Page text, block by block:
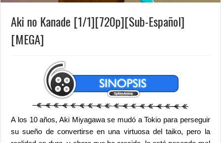
Aki no Kanade [1/1][720p][Sub-Español]
[MEGA]
A los 10 años, Aki Miyagawa se mudó a Tokio para perseguir
su sueño de convertirse en una virtuosa del taiko, pero la